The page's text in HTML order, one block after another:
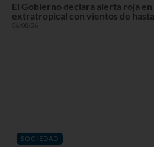
El Gobierno declara alerta roja
extratropical con vientos de
06/08/26
SOCIEDAD